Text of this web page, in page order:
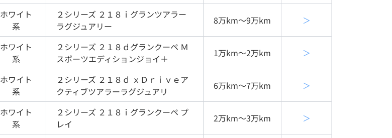
ホワイト
系
２シリーズ ２１８ｉグランツアラー
ラグジュアリー
8万km〜9万km ＞
ホワイト
系
２シリーズ ２１８ｄグランクーペ Ｍ
スポーツエディションジョイ＋
1万km〜2万km ＞
ホワイト
系
２シリーズ ２１８ｄ ｘＤｒｉｖｅア
クティブツアラーラグジュアリ
6万km〜7万km ＞
ホワイト
系
２シリーズ ２１８ｉグランクーペ プ
レイ
2万km〜3万km ＞